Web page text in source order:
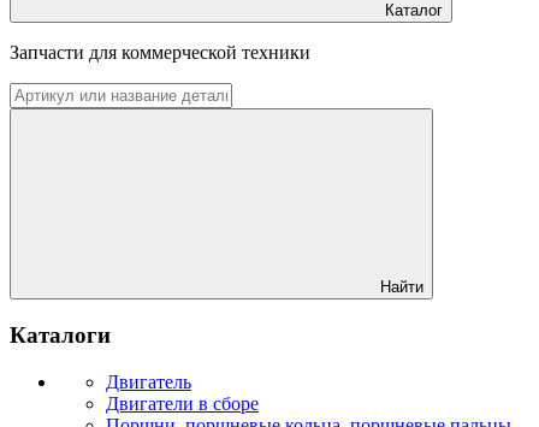
Каталог
Запчасти для коммерческой техники
Найти
Каталоги
Двигатель
Двигатели в сборе